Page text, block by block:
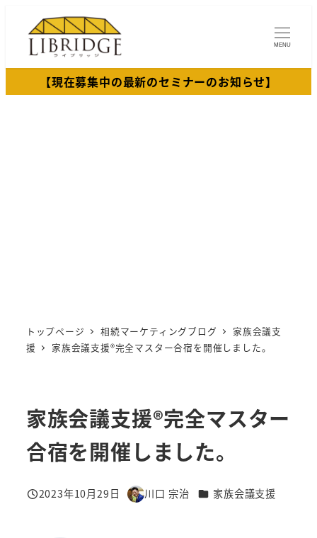
ン
MENU
【現在募集中の最新のセミナーのお知らせ】
トップページ 相続マーケティングブログ
家族会議支
援
家族会議支援®︎完全マスター合宿を開催しました。
家族会議支援®︎完全マスター
合宿を開催しました。
投稿日
2023年10月29日
著
川口 宗治 カテゴリー
家族会議支援